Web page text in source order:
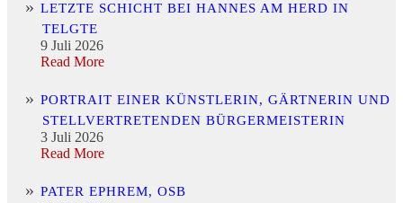
LETZTE SCHICHT BEI HANNES AM HERD IN
TELGTE
9 Juli 2026
Read More
PORTRAIT EINER KÜNSTLERIN, GÄRTNERIN UND
STELLVERTRETENDEN BÜRGERMEISTERIN
3 Juli 2026
Read More
PATER EPHREM, OSB